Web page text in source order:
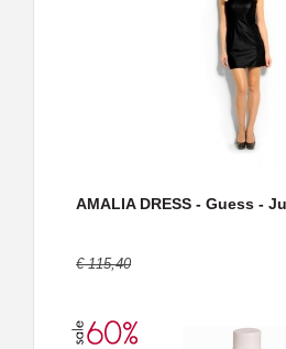
AMALIA DRESS - Guess -
€ 115,40